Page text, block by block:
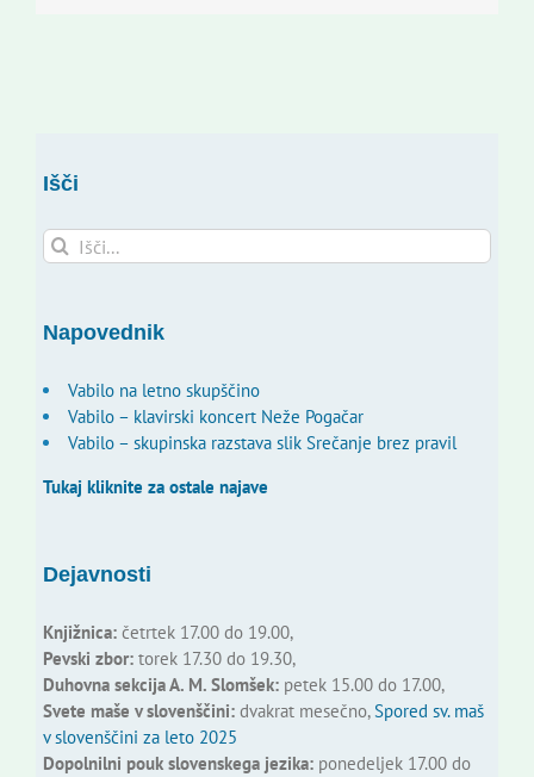
Išči
Search
for:
Napovednik
Vabilo na letno skupščino
Vabilo – klavirski koncert Neže Pogačar
Vabilo – skupinska razstava slik Srečanje brez pravil
Tukaj kliknite za ostale najave
Dejavnosti
Knjižnica:četrtek 17.00 do 19.00,
Pevski zbor:torek 17.30 do 19.30,
Duhovna sekcija A. M. Slomšek:petek 15.00 do 17.00,
Svete maše v slovenščini:dvakrat mesečno,Spored sv. maš
v slovenščini za leto 2025
Dopolnilni pouk slovenskega jezika:ponedeljek 17.00 do